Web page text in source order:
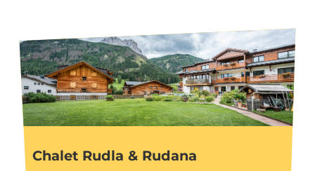
Chalet Rudla & Rudana